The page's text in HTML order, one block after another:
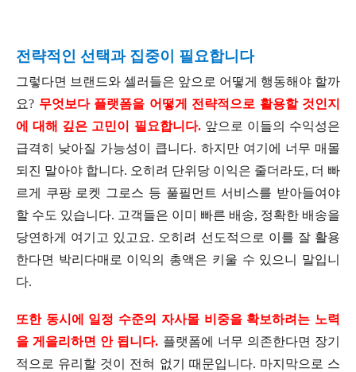
전략적인 선택과 집중이 필요합니다
그렇다면 브랜드와 셀러들은 앞으로 어떻게 행동해야 할까
요? 무엇보다 플랫폼을 어떻게 전략적으로 활용할 것인지
에 대해 깊은 고민이 필요합니다.앞으로 이들의 수익성은
급격히 낮아질 가능성이 큽니다. 하지만 여기에 너무 매몰
되진 말아야 합니다. 오히려 단위당 이익은 줄더라도, 더 빠
르게 쿠팡 로켓 그로스 등 풀필먼트 서비스를 받아들여야
할 수도 있습니다. 고객들은 이미 빠른 배송, 정확한 배송을
당연하게 여기고 있고요. 오히려 선도적으로 이를 잘 활용
한다면 박리다매로 이익의 총액은 키울 수 있으니 말입니
다.
또한 동시에 일정 수준의 자사몰 비중을 확보하려는 노력
을 게을리하면 안 됩니다. 플랫폼에 너무 의존한다면 장기
적으로 유리할 것이 전혀 없기 때문입니다. 마지막으로 스